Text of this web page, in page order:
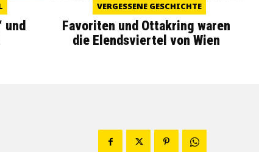
und
VERGESSENE GESCHICHTE
Favoriten und Ottakring waren
die Elendsviertel von Wien